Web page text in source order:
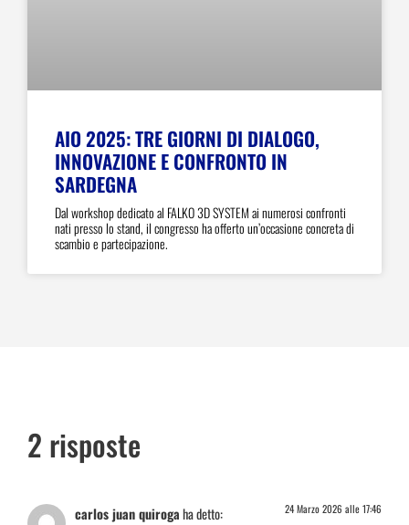
AIO 2025: TRE GIORNI DI DIALOGO,
INNOVAZIONE E CONFRONTO IN
SARDEGNA
Dal workshop dedicato al FALKO 3D SYSTEM ai numerosi confronti
nati presso lo stand, il congresso ha offerto un’occasione concreta di
scambio e partecipazione.
2 risposte
carlos juan quirogaha detto: 24 Marzo 2026 alle 17:46